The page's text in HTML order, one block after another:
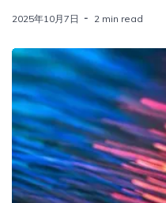
2025年10月7日 2 min read